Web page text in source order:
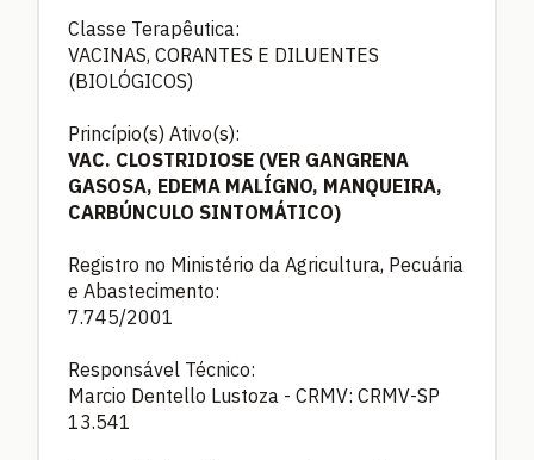
Classe Terapêutica:
VACINAS, CORANTES E DILUENTES
(BIOLÓGICOS)
Princípio(s) Ativo(s):
VAC. CLOSTRIDIOSE (VER GANGRENA
GASOSA, EDEMA MALÍGNO, MANQUEIRA,
CARBÚNCULO SINTOMÁTICO)
Registro no Ministério da Agricultura, Pecuária
e Abastecimento:
7.745/2001
Responsável Técnico:
Marcio Dentello Lustoza - CRMV: CRMV-SP
13.541